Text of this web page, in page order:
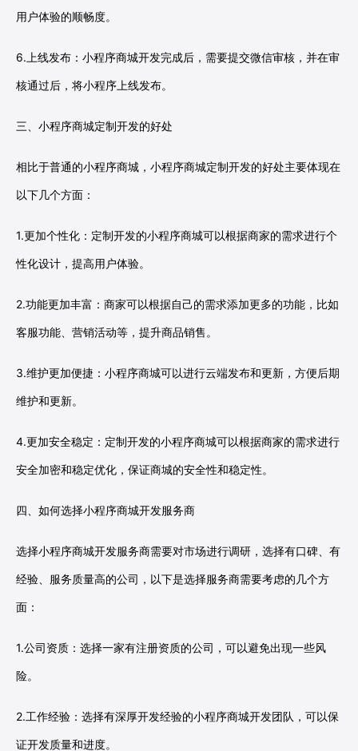
用户体验的顺畅度。
6.上线发布：小程序商城开发完成后，需要提交微信审核，并在审
核通过后，将小程序上线发布。
三、小程序商城定制开发的好处
相比于普通的小程序商城，小程序商城定制开发的好处主要体现在
以下几个方面：
1.更加个性化：定制开发的小程序商城可以根据商家的需求进行个
性化设计，提高用户体验。
2.功能更加丰富：商家可以根据自己的需求添加更多的功能，比如
客服功能、营销活动等，提升商品销售。
3.维护更加便捷：小程序商城可以进行云端发布和更新，方便后期
维护和更新。
4.更加安全稳定：定制开发的小程序商城可以根据商家的需求进行
安全加密和稳定优化，保证商城的安全性和稳定性。
四、如何选择小程序商城开发服务商
选择小程序商城开发服务商需要对市场进行调研，选择有口碑、有
经验、服务质量高的公司，以下是选择服务商需要考虑的几个方
面：
1.公司资质：选择一家有注册资质的公司，可以避免出现一些风
险。
2.工作经验：选择有深厚开发经验的小程序商城开发团队，可以保
证开发质量和进度。